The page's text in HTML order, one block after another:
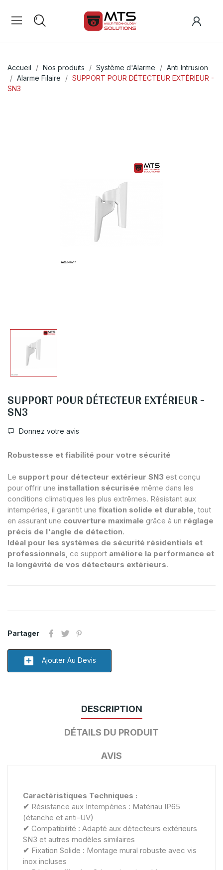
Accueil Nos produits Système d'Alarme
Anti Intrusion
Alarme Filaire
SUPPORT POUR DÉTECTEUR EXTÉRIEUR -
SN3
SUPPORT POUR DÉTECTEUR EXTÉRIEUR -
SN3
Donnez votre avis
Robustesse et fiabilité pour votre sécurité
Le support pour détecteur extérieur SN3 est conçu
pour offrir une installation sécurisée même dans les
conditions climatiques les plus extrêmes. Résistant aux
intempéries, il garantit une fixation solide et durable , tout
en assurant une couverture maximale grâce à un réglage
précis de l'angle de détection.
Idéal pour les systèmes de sécurité résidentiels et
professionnels , ce support améliore la performance et
la longévité de vos détecteurs extérieurs.
Partager
add_box Ajouter Au Devis
DESCRIPTION
DÉTAILS DU PRODUIT
AVIS
Caractéristiques Techniques :
✔ Résistance aux Intempéries : Matériau IP65
(étanche et anti-UV)
✔ Compatibilité : Adapté aux détecteurs extérieurs
SN3 et autres modèles similaires
✔ Fixation Solide : Montage mural robuste avec vis
inox incluses